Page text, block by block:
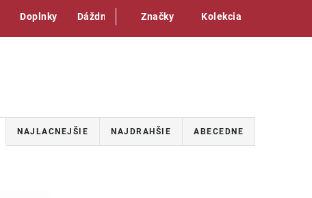
Doplnky Dáždniky Gastro produkty
Značky Kolekcia
NAJLACNEJŠIE NAJDRAHŠIE ABECEDNE